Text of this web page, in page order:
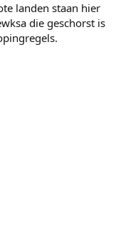
landen staan hier
die geschorst is